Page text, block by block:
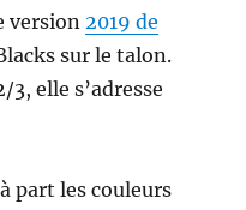
version2019 de
sur le talon.
elle s’adresse
part les couleurs